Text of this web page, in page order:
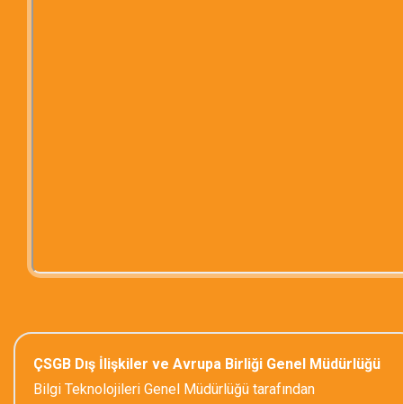
ÇSGB Dış İlişkiler ve Avrupa Birliği Genel Müdürlüğü
Bilgi Teknolojileri Genel Müdürlüğü tarafından